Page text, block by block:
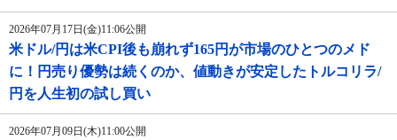
2026年07月17日(金)11:06公開
米ドル/円は米CPI後も崩れず165円が市場のひとつのメド
に！円売り優勢は続くのか、値動きが安定したトルコリラ/
円を人生初の試し買い
2026年07月09日(木)11:00公開